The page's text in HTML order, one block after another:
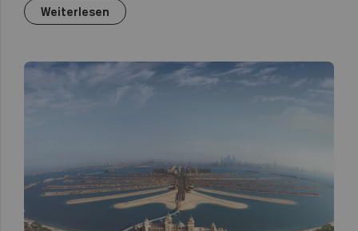
Weiterlesen